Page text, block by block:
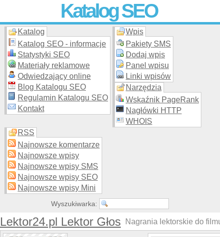
Katalog SEO
Skuteczna i promocja stron WWW –
moderowanego katalogu za darmo!
Katalog
Katalog SEO - informacje
Statystyki SEO
Materiały reklamowe
Odwiedzający online
Blog Katalogu SEO
Regulamin Katalogu SEO
Kontakt
Wpis
Pakiety SMS
Dodaj wpis
Panel wpisu
Linki wpisów
Narzędzia
Wskaźnik PageRank
Nagłówki HTTP
WHOIS
RSS
Najnowsze komentarze
Najnowsze wpisy
Najnowsze wpisy SMS
Najnowsze wpisy SEO
Najnowsze wpisy Mini
Wyszukiwarka:
Lektor24.pl Lektor Głos Nagrania lektorskie do